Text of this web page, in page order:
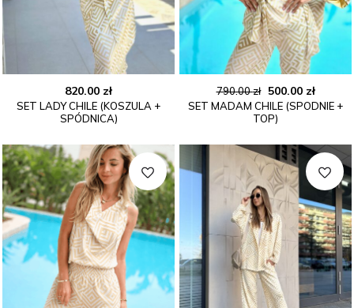
820.00 zł
SET LADY CHILE (KOSZULA +
SPÓDNICA)
790.00zł
Pierwotna
cena
wynosiła:
790.00 zł.
500.00 zł
cena
500.00
SET MADAM CHILE (SPODNIE +
TOP)